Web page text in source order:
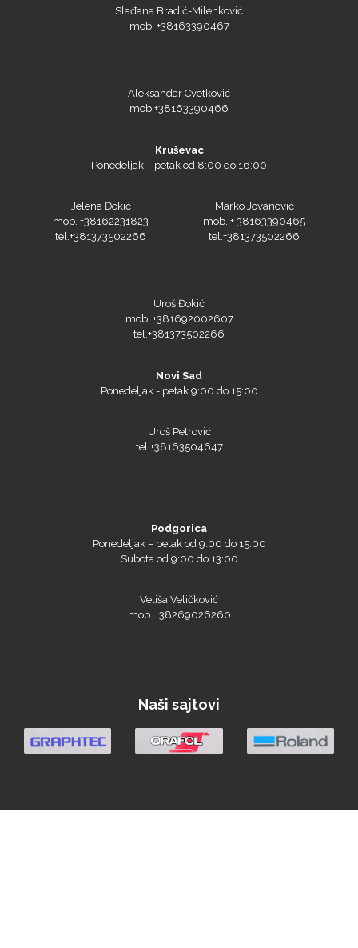
Slađana Bradić-Milenković
mob. +38163390467
Aleksandar Cvetković
mob.+38163390466
Kruševac
Ponedeljak – petak od 8:00 do 16:00
Jelena Đokić
mob. +38162231823
tel.+381373502266
Marko Jovanović
mob. + 38163390465
tel.+381373502266
Uroš Đokić
mob. +381692002607
tel.+381373502266
Novi Sad
Ponedeljak - petak 9:00 do 15:00
Uroš Petrović
tel:+38163504647
Podgorica
Ponedeljak – petak od 9:00 do 15:00
Subota od 9:00 do 13:00
Veliša Veličković
mob. +38269026260
Naši sajtovi